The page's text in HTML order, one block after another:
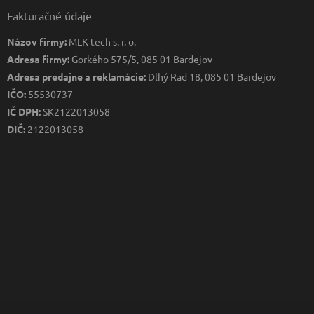
Fakturačné údaje
Názov firmy: MLK tech s. r. o.
Adresa firmy: Gorkého 575/5, 085 01 Bardejov
Adresa predajne a reklamácie: Dlhý Rad 18, 085 01 Bardejov
IČO: 55530737
IČ DPH:SK2122013058
DIČ: 2122013058